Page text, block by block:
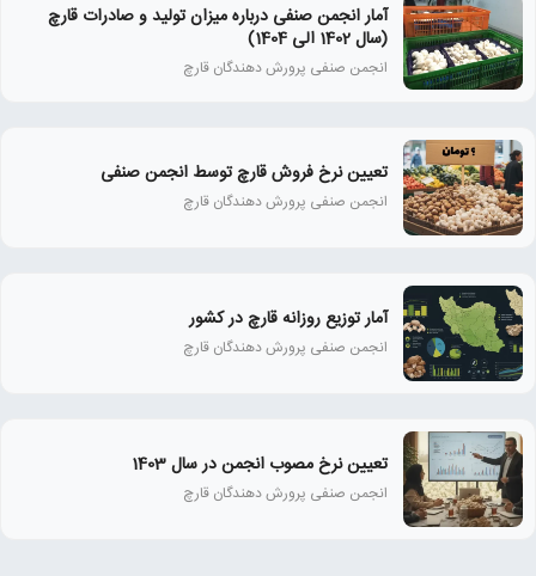
آمار انجمن صنفی درباره میزان تولید و صادرات قارچ
(سال 1402 الی 1404)
انجمن صنفی پرورش دهندگان قارچ
تعیین نرخ فروش قارچ توسط انجمن صنفی
انجمن صنفی پرورش دهندگان قارچ
آمار توزیع روزانه قارچ در کشور
انجمن صنفی پرورش دهندگان قارچ
تعیین نرخ مصوب انجمن در سال 1403
انجمن صنفی پرورش دهندگان قارچ